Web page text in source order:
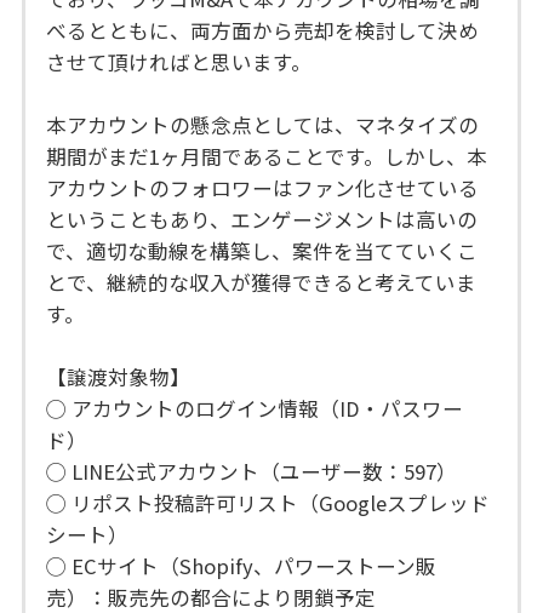
べるとともに、両方面から売却を検討して決め
させて頂ければと思います。
本アカウントの懸念点としては、マネタイズの
期間がまだ1ヶ月間であることです。しかし、本
アカウントのフォロワーはファン化させている
ということもあり、エンゲージメントは高いの
で、適切な動線を構築し、案件を当てていくこ
とで、継続的な収入が獲得できると考えていま
す。
【譲渡対象物】
◯ アカウントのログイン情報（ID・パスワー
ド）
◯ LINE公式アカウント（ユーザー数：597）
◯ リポスト投稿許可リスト（Googleスプレッド
シート）
◯ ECサイト（Shopify、パワーストーン販
売）：販売先の都合により閉鎖予定